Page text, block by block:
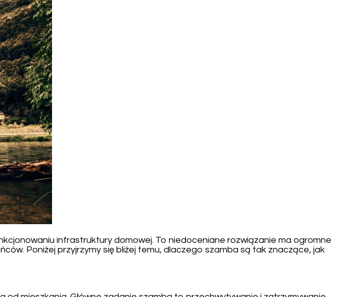
infrastruktury domowej. To niedoceniane rozwiązanie ma ogromne
Poniżej przyjrzymy się bliżej temu, dlaczego szamba są tak znaczące, jak